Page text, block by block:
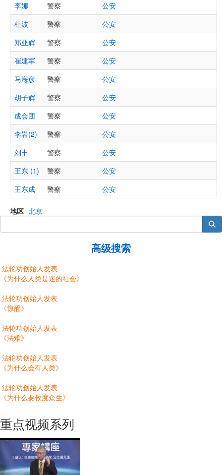
李娜
警察
公安
杜波
警察
公安
郑亚辉
警察
公安
崔建军
警察
公安
马海彦
警察
公安
胡子辉
警察
公安
成会团
警察
公安
李岩(2)
警察
公安
刘丰
警察
公安
王东 (1)
警察
公安
王东成
警察 公安
地区 北京
搜索
高级搜索
法轮功创始人发表
《为什么人类是迷的社会》
法轮功创始人发表
《惊醒》
法轮功创始人发表
《法难》
法轮功创始人发表
《为什么会有人类》
法轮功创始人发表
《为什么要救度众生》
重点视频系列